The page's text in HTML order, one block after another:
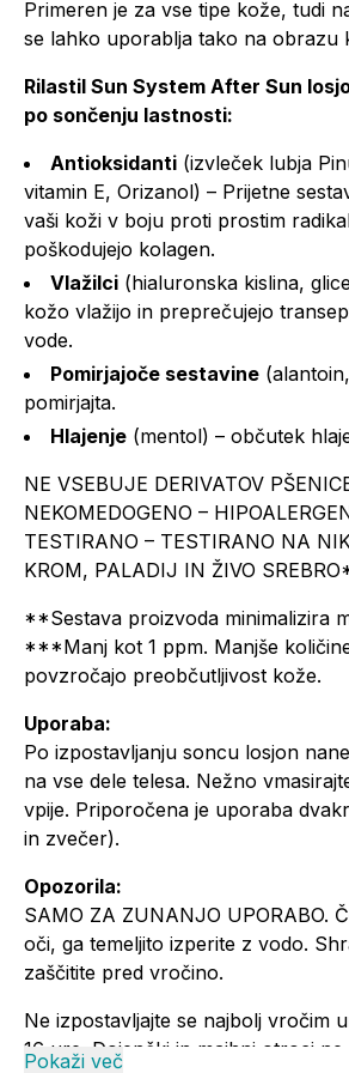
Primeren je za vse tipe kože, tudi
se lahko uporablja tako na obrazu
Rilastil Sun System After Sun
po sončenju lastnosti:
Antioksidanti (izvleček lubja
vitamin E, Orizanol) – Prijetne
vaši koži v boju proti prostim
poškodujejo kolagen.
Vlažilci (hialuronska kislina,
kožo vlažijo in preprečujejo
vode.
Pomirjajoče sestavine
pomirjajta.
Hlajenje (mentol) – občutek
NE VSEBUJE DERIVATOV
NEKOMEDOGENO –
TESTIRANO – TESTIRANO NA
KROM, PALADIJ IN ŽIVO
**Sestava proizvoda minimalizira
***Manj kot 1 ppm. Manjše
povzročajo preobčutljivost kože.
Uporaba:
Po izpostavljanju soncu losjon
na vse dele telesa. Nežno
vpije. Priporočena je uporaba
in zvečer).
Opozorila:
SAMO ZA ZUNANJO UPORABO.
oči, ga temeljito izperite z vodo.
zaščitite pred vročino.
Ne izpostavljajte se najbolj vročim
16 ure. Dojenčki in majhni otroci ne
Pokaži več